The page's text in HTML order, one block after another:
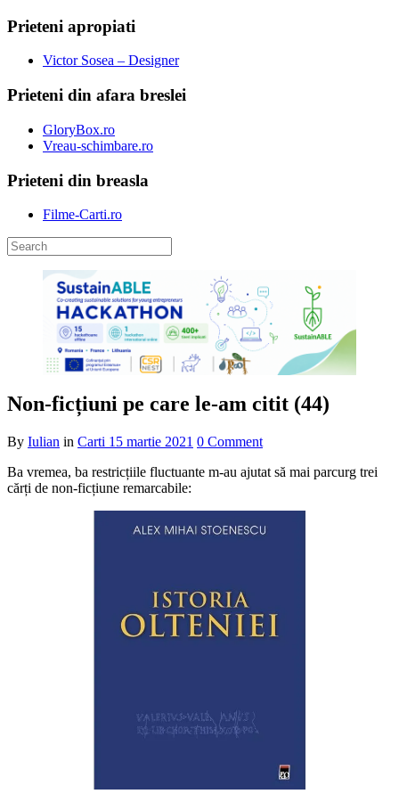
Prieteni apropiati
Victor Sosea – Designer
Prieteni din afara breslei
GloryBox.ro
Vreau-schimbare.ro
Prieteni din breasla
Filme-Carti.ro
Non-ficțiuni pe care le-am citit (44)
By Iulian in Carti 15 martie 2021 0 Comment
Ba vremea, ba restricțiile fluctuante m-au ajutat să mai parcurg trei
cărți de non-ficțiune remarcabile: